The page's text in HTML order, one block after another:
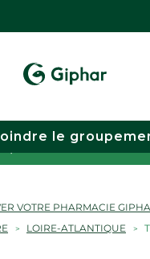
pharmacie
le
VOTRE PHARMACIE
LOIRE-ATLANTIQUE